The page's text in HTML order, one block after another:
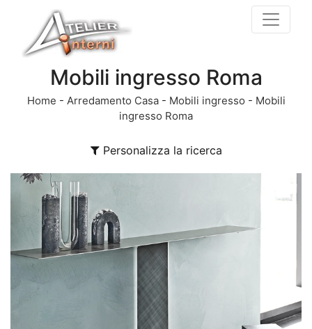
Mobili ingresso Roma
Home - Arredamento Casa- Mobili ingresso - Mobili
ingresso Roma
Personalizza la ricerca